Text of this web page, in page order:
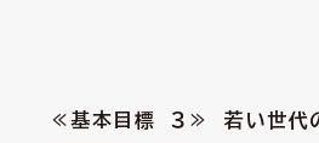
≪基本目標 ３≫ 若い世代の